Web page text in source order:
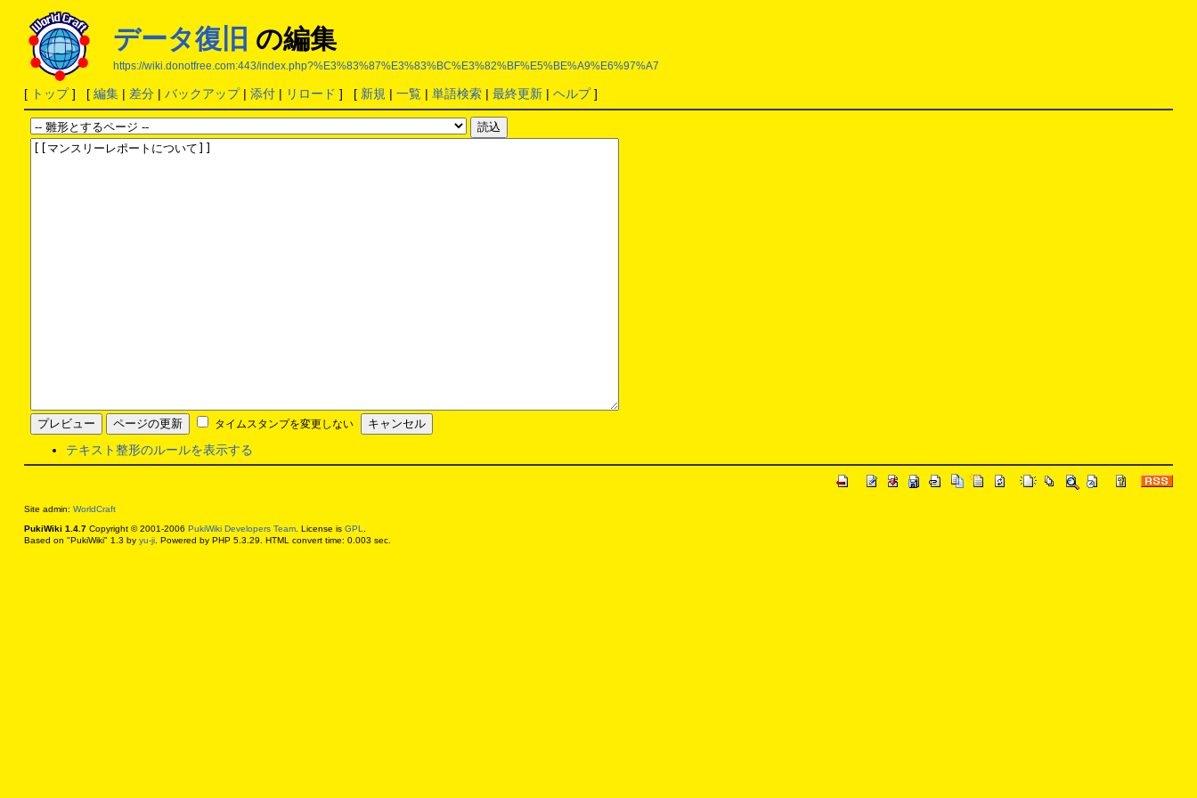
データ復旧 の編集
https://wiki.donotfree.com:443/index.php?%E3%83%87%E3%83%BC%E3%82%BF%E5%BE%A9%E6%97%A7
[ トップ] [ 編集| 差分| バックアップ| 添付| リロード ] [ 新規 | 一覧| 単語検索| 最終更新| ヘルプ]
タイムスタンプを変更しない
テキスト整形のルールを表示する
Site admin: WorldCraft
PukiWiki 1.4.7Copyright © 2001-2006 PukiWiki Developers Team. License is GPL
Based on "PukiWiki" 1.3 by yu-ji. Powered by PHP 5.3.29. HTML convert time: 0.003 sec.